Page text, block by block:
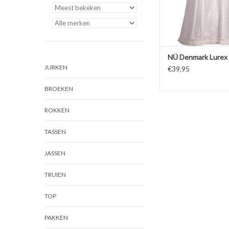
JURKEN
BROEKEN
ROKKEN
TASSEN
JASSEN
TRUIEN
TOP
PAKKEN
NÜ Denmark
€39,95